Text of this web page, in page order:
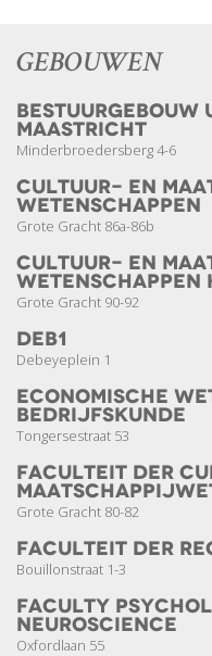
GEBOUWEN
Bestuurgebouw
Maastricht
Minderbroedersberg 4-6
Cultuur- en
wetenschappen
Grote Gracht 86a-86b
Cultuur- en
wetenschappen
Grote Gracht 90-92
DEB1
Debeyeplein 1
Economische
Bedrijfskunde
Tongersestraat 53
Faculteit der
Grote Gracht 80-82
Faculteit der
Bouillonstraat 1-3
Faculty
Neuroscience
Oxfordlaan 55